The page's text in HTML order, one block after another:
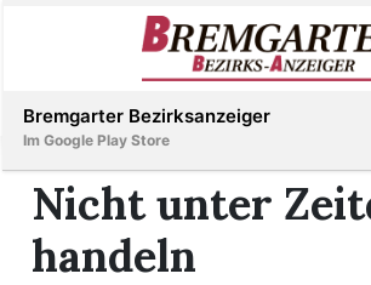
Immobilien
Inserieren Abonnieren
Nicht unter
handeln
Bremgarter Bezirksanzeiger
Im Google Play Store